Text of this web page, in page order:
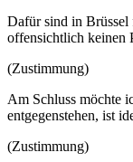
Dafür sind in
offensichtlich keinen
(Zustimmung)
Am Schluss möchte
entgegenstehen, ist
(Zustimmung)